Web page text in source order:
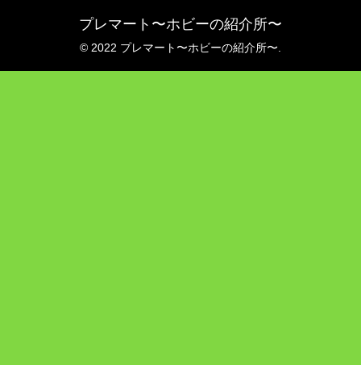
プレマート〜ホビーの紹介所〜
© 2022 プレマート〜ホビーの紹介所〜.